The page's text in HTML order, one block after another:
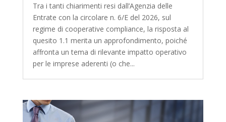
Tra i tanti chiarimenti resi dall’Agenzia delle
Entrate con la circolare n. 6/E del 2026, sul
regime di cooperative compliance, la risposta al
quesito 1.1 merita un approfondimento, poiché
affronta un tema di rilevante impatto operativo
per le imprese aderenti (o che...